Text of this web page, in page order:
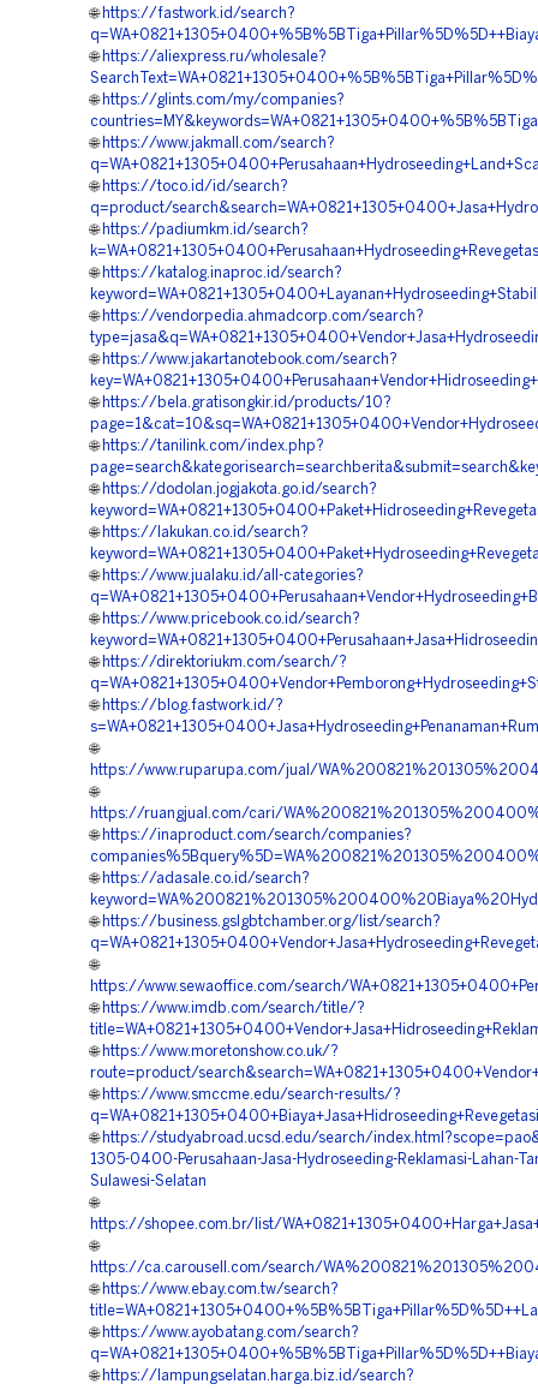
🌐 https://fastwork.id/search?
🌐 https://aliexpress.ru/wholesale?
🌐 https://glints.com/my/companies?
🌐 https://www.jakmall.com/search?
🌐 https://toco.id/id/search?
q=product/
🌐 https://padiumkm.id/search?
🌐 https://katalog.inaproc.id/search?
🌐 https://vendorpedia.ahmadcorp.com/search?
🌐 https://www.jakartanotebook.com/search?
🌐 https://bela.gratisongkir.id/products/10?
🌐 https://tanilink.com/index.php?
🌐 https://dodolan.jogjakota.go.id/search?
🌐 https://lakukan.co.id/search?
🌐 https://www.jualaku.id/all-categories?
🌐 https://www.pricebook.co.id/search?
🌐 https://direktoriukm.com/search/?
🌐 https://blog.fastwork.id/?
🌐
https://www.ruparupa.com/jual/
🌐
https://ruangjual.com/cari/
🌐 https://inaproduct.com/search/companies?
🌐 https://adasale.co.id/search?
🌐 https://business.gslgbtchamber.org/list/search?
🌐
https://www.sewaoffice.com/search/
🌐 https://www.imdb.com/search/title/?
🌐 https://www.moretonshow.co.uk/?
route=product/
🌐 https://www.smccme.edu/search-results/?
🌐 https://studyabroad.ucsd.edu/search/
1305-0400-Perusahaan-Jasa-Hydroseeding-Reklamasi-Lahan-
Sulawesi-Selatan
🌐
https://shopee.com.br/list/
🌐
https://ca.carousell.com/search/
🌐 https://www.ebay.com.tw/search?
🌐 https://www.ayobatang.com/search?
🌐 https://lampungselatan.harga.biz.id/search?